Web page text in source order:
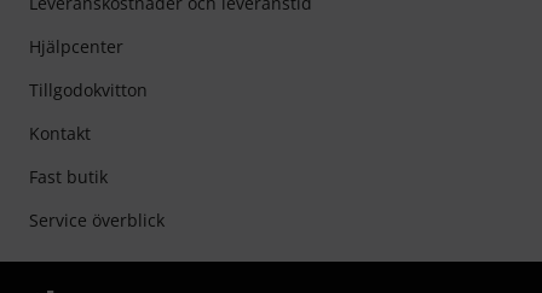
Hjälpcenter
Tillgodokvitton
Kontakt
Fast butik
Service överblick